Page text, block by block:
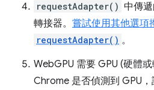
requestAdapter() 中傳
轉接器。 嘗試使用其他選項
requestAdapter() 。
WebGPU 需要 GPU (硬體
Chrome 是否偵測到 GPU